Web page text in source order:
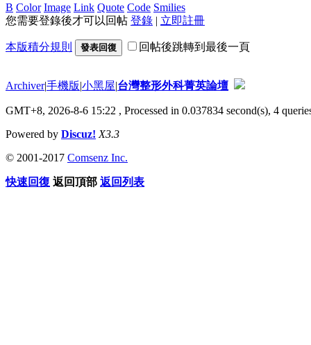
B Color Image Link Quote Code Smilies
您需要登錄後才可以回帖 登錄 | 立即註冊
本版積分規則 發表回復 回帖後跳轉到最後一頁
Archiver|手機版|小黑屋|台灣整形外科菁英論壇
GMT+8, 2026-8-6 15:22 , Processed in 0.037834 second(s), 4
Powered by Discuz! X3.3
© 2001-2017 Comsenz Inc.
快速回復 返回頂部 返回列表